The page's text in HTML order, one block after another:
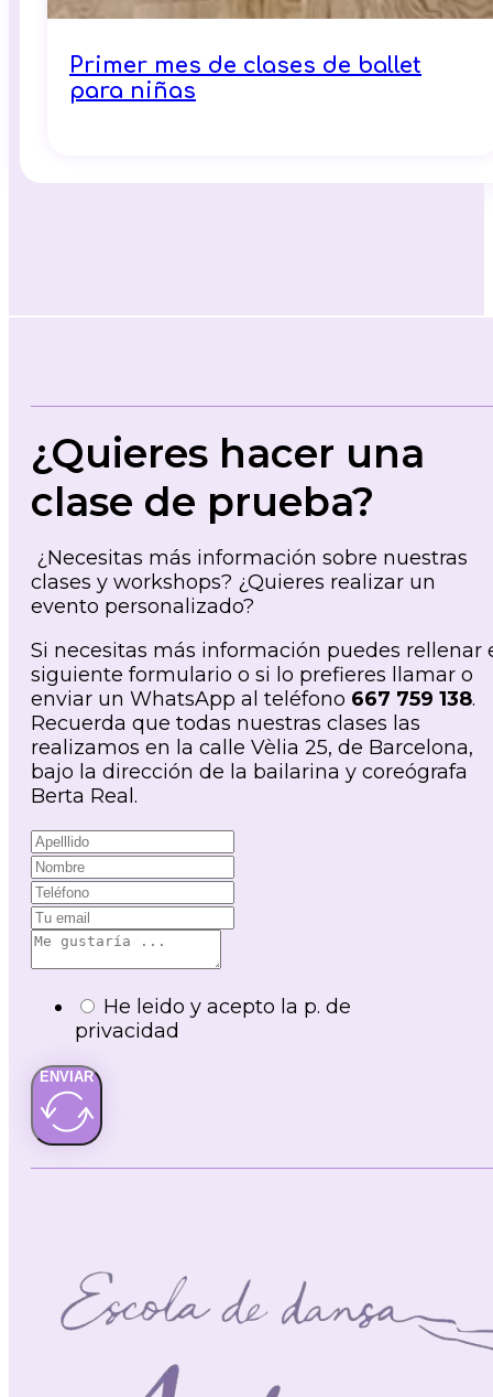
Primer mes de clases de ballet
para niñas
¿Quieres hacer una
clase de prueba?
¿Necesitas más información sobre nuestras
clases y workshops? ¿Quieres realizar un
evento personalizado?
Si necesitas más información puedes rellenar
siguiente formulario o si lo prefieres llamar o
enviar un WhatsApp al teléfono 667 759 138.
Recuerda que todas nuestras clases las
realizamos en la calle Vèlia 25, de Barcelona,
bajo la dirección de la bailarina y coreógrafa
Berta Real.
He leido y acepto la p. de
privacidad
ENVIAR